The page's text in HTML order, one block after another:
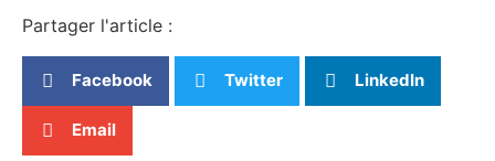
Partager l'article :
Facebook Twitter LinkedIn
Email